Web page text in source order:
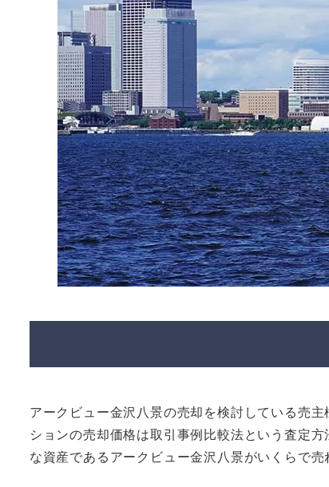
アークビュー金沢八景の売却を検討している売
ションの売却価格は取引事例比較法という査定
な資産であるアークビュー金沢八景がいくらで